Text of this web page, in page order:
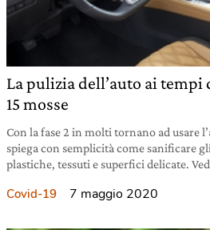
La pulizia dell’auto ai
15 mosse
Con la fase 2 in molti tornano ad usare
spiega con semplicità come sanificare
plastiche, tessuti e superfici delicate.
Covid-19 7 maggio 2020